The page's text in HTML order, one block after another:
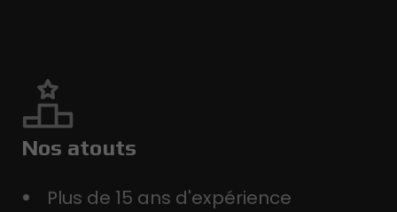
Nos atouts
Plus de 15 ans d'expérience